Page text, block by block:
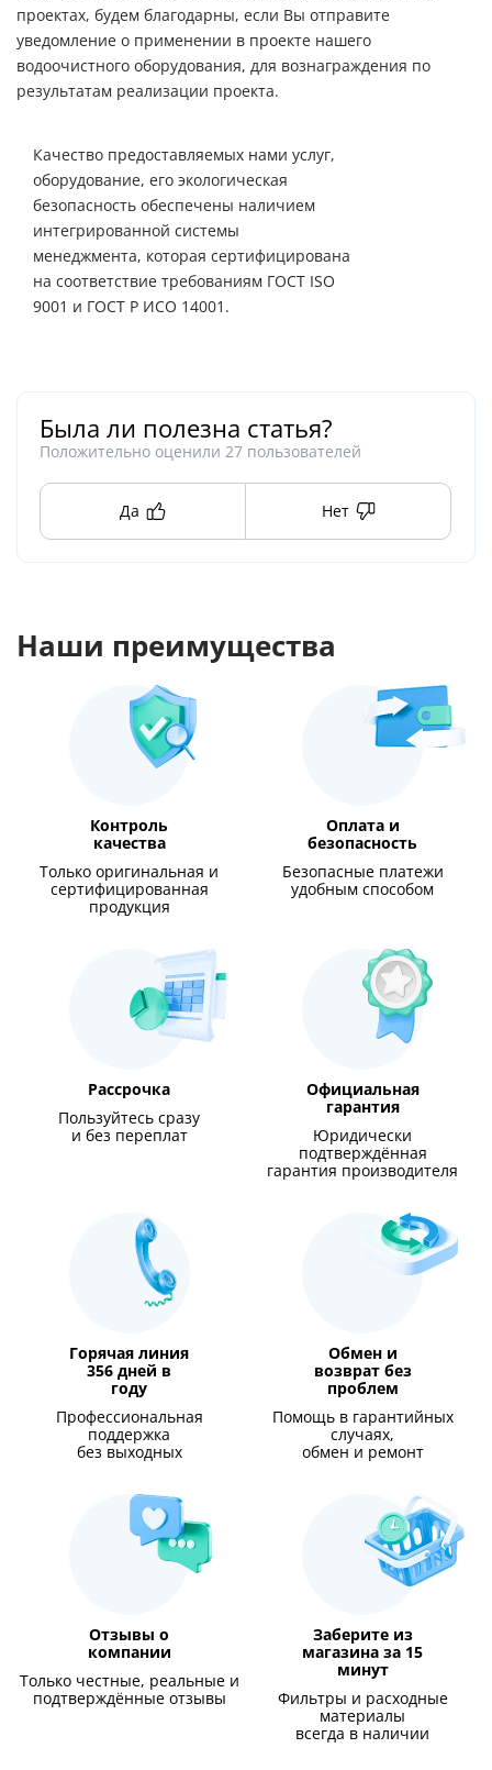
проектах, будем благодарны, если Вы отправите
уведомление о применении в проекте нашего
водоочистного оборудования, для вознаграждения по
результатам реализации проекта.
Качество предоставляемых нами услуг,
оборудование, его экологическая
безопасность обеспечены наличием
интегрированной системы
менеджмента, которая сертифицирована
на соответствие требованиям ГОСТ ISO
9001 и ГОСТ Р ИСО 14001.
Была ли полезна статья?
Положительно оценили 27 пользователей
Да Нет
Наши преимущества
Контроль
качества
Только оригинальная и
сертифицированная
продукция
Оплата и
безопасность
Безопасные платежи
удобным способом
Рассрочка
Пользуйтесь сразу
и без переплат
Официальная
гарантия
Юридически
подтверждённая
гарантия производителя
Горячая линия
356 дней в
году
Профессиональная
поддержка
без выходных
Обмен и
возврат без
проблем
Помощь в гарантийных
случаях,
обмен и ремонт
Отзывы о
компании
Только честные, реальные и
подтверждённые отзывы
Заберите из
магазина за 15
минут
Фильтры и расходные
материалы
всегда в наличии